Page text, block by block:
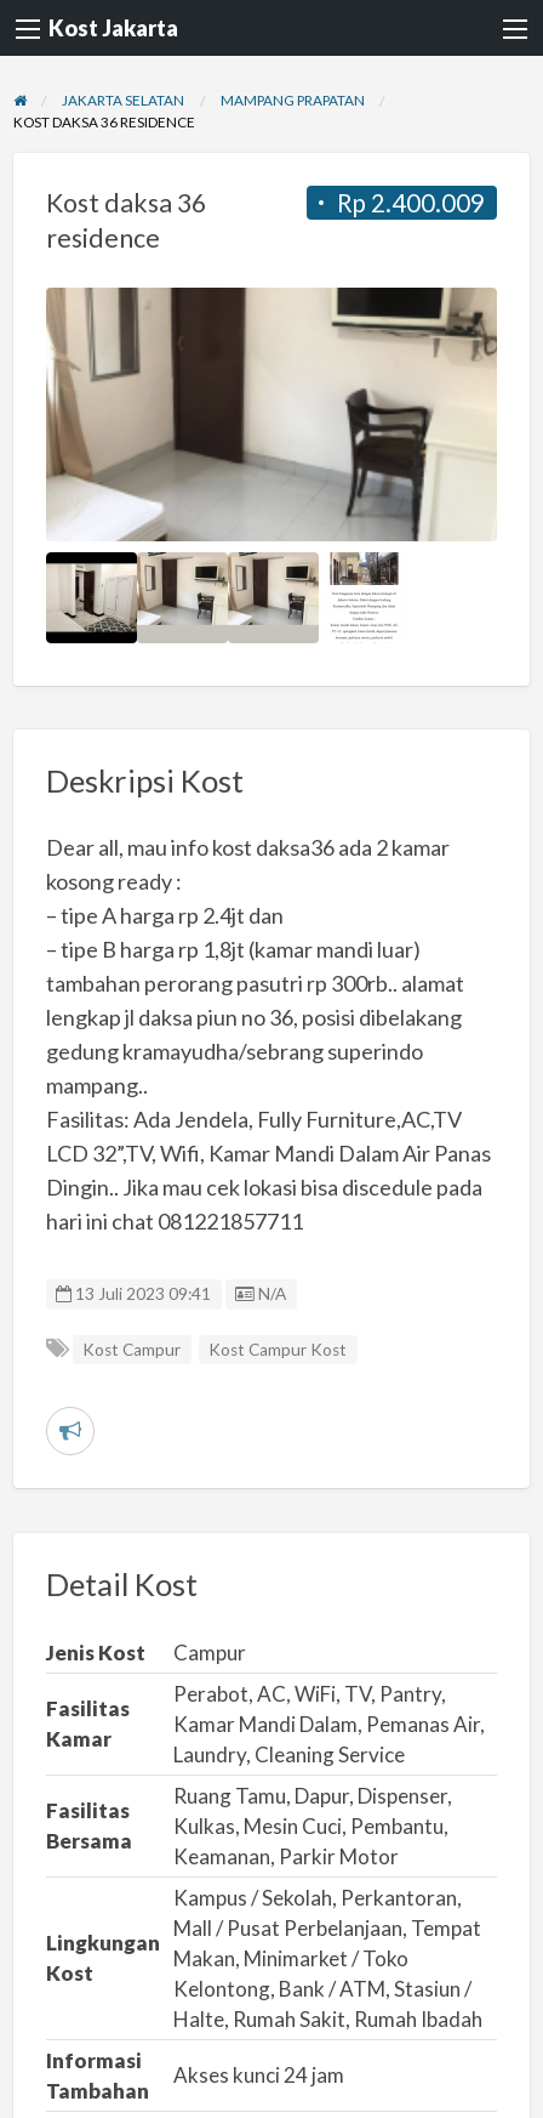
Kost Jakarta
JAKARTA SELATAN
MAMPANG PRAPATAN
KOST DAKSA 36 RESIDENCE
Rp 2.400.009
Kost daksa 36
residence
Deskripsi Kost
Dear all, mau info kost daksa36 ada 2 kamar
kosong ready :
– tipe A harga rp 2.4jt dan
– tipe B harga rp 1,8jt (kamar mandi luar)
tambahan perorang pasutri rp 300rb.. alamat
lengkap jl daksa piun no 36, posisi dibelakang
gedung kramayudha/sebrang superindo
mampang..
Fasilitas​: Ada Jendela, Fully Furniture,AC,TV
LCD 32”,TV, Wifi, Kamar Mandi Dalam Air Panas
Dingin.. Jika mau cek lokasi bisa discedule pada
hari ini chat 081221857711
13 Juli 2023 09:41 Listing ID
N/A
Kost Campur Kost Campur Kost
L
r
n
m
a
s
a
l
a
Detail Kost
Jenis Kost Campur
Fasilitas
Kamar
Perabot, AC, WiFi, TV, Pantry,
Kamar Mandi Dalam, Pemanas Air,
Laundry, Cleaning Service
Fasilitas
Bersama
Ruang Tamu, Dapur, Dispenser,
Kulkas, Mesin Cuci, Pembantu,
Keamanan, Parkir Motor
Lingkungan
Kost
Kampus / Sekolah, Perkantoran,
Mall / Pusat Perbelanjaan, Tempat
Makan, Minimarket / Toko
Kelontong, Bank / ATM, Stasiun /
Halte, Rumah Sakit, Rumah Ibadah
Informasi
Tambahan
Akses kunci 24 jam